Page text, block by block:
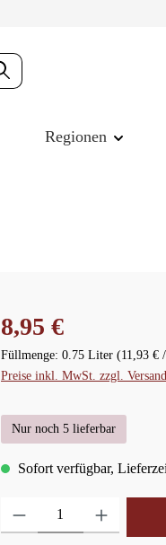
Regionen
Regulärer Preis:
8,95 €
Füllmenge: 0.75 Liter (11,93 €
Preise inkl. MwSt. zzgl.
Nur noch 5 lieferbar
Sofort verfügbar,
Produkt Anzahl: Gib den